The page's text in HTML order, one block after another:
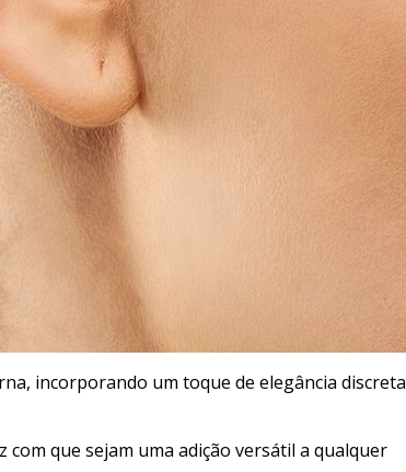
incorporando um toque de elegância discreta
com que sejam uma adição versátil a qualquer